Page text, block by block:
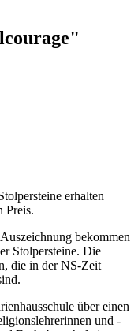
erhalten
Preis.
bekommen
Stolpersteine. Die
die in der NS-Zeit
über einen
und -